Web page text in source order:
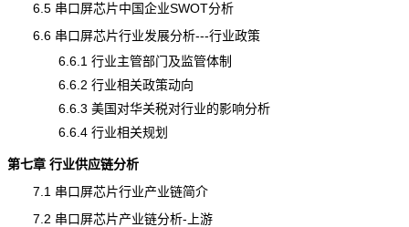
6.5 串口屏芯片中国企业SWOT分析
6.6 串口屏芯片行业发展分析---行业政策
6.6.1 行业主管部门及监管体制
6.6.2 行业相关政策动向
6.6.3 美国对华关税对行业的影响分析
6.6.4 行业相关规划
第七章 行业供应链分析
7.1 串口屏芯片行业产业链简介
7.2 串口屏芯片产业链分析-上游